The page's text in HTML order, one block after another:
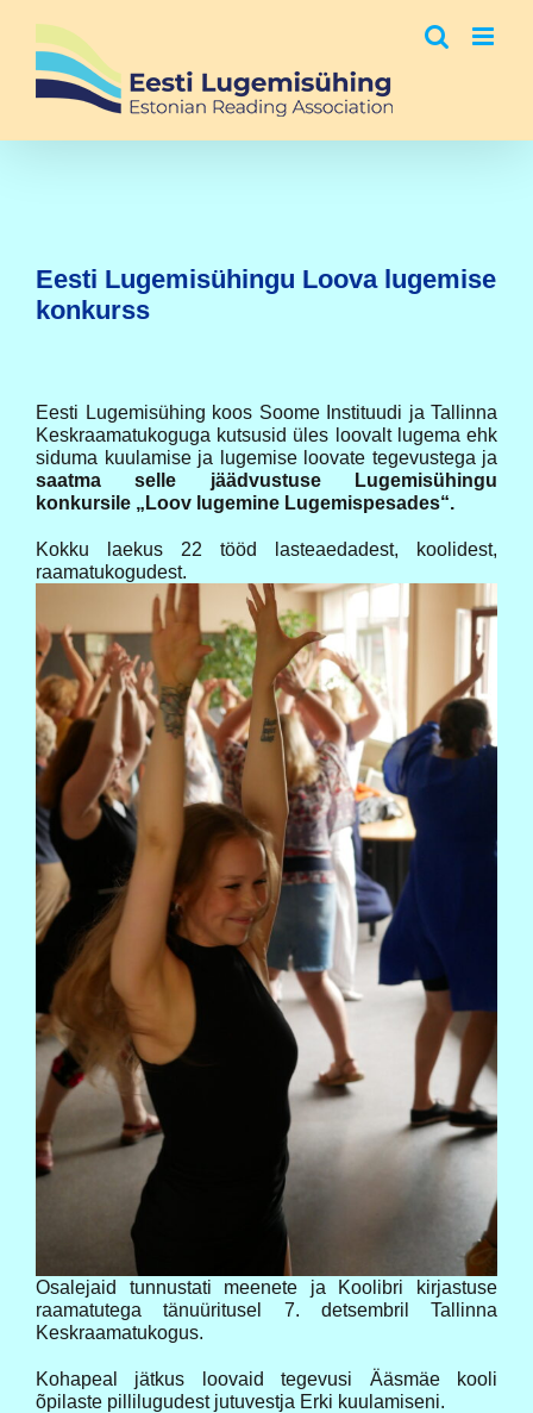
content
Eesti Lugemisühingu Loova lugemise
konkurss
Eesti Lugemisühing koos Soome Instituudi ja Tallinna
Keskraamatukoguga kutsusid üles loovalt lugema ehk
siduma kuulamise ja lugemise loovate tegevustega ja
saatma selle jäädvustuse Lugemisühingu
konkursile „Loov lugemine Lugemispesades“.
Kokku laekus 22 tööd lasteaedadest, koolidest,
raamatukogudest.
Osalejaid tunnustati meenete ja Koolibri kirjastuse
raamatutega tänuüritusel 7. detsembril Tallinna
Keskraamatukogus.
Kohapeal jätkus loovaid tegevusi Ääsmäe kooli
õpilaste pillilugudest jutuvestja Erki kuulamiseni.